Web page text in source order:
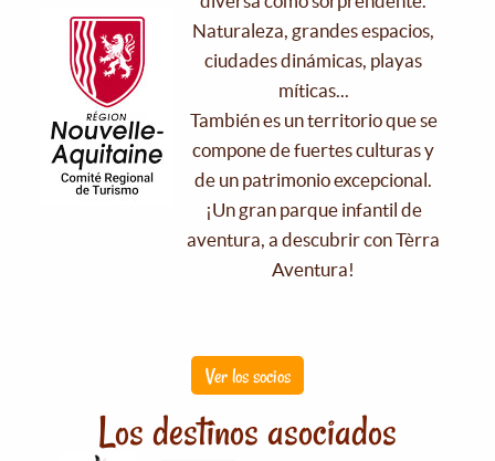
Naturaleza, grandes espacios,
ciudades dinámicas, playas
míticas...
También es un territorio que se
compone de fuertes culturas y
de un patrimonio excepcional.
¡Un gran parque infantil de
aventura, a descubrir con Tèrra
Aventura!
Ver los socios
Los destinos asociados